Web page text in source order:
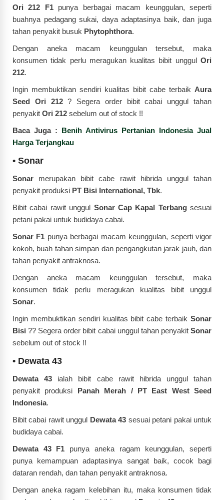
Ori 212 F1punya berbagai macam keunggulan, seperti
buahnya pedagang sukai, daya adaptasinya baik, dan juga
tahan penyakit busuk Phytophthora.
Dengan aneka macam keunggulan tersebut, maka
konsumen tidak perlu meragukan kualitas bibit unggul Ori
212.
Ingin membuktikan sendiri kualitas bibit cabe terbaik Aura
Seed Ori 212? Segera order bibit cabai unggul tahan
penyakit Ori 212 sebelum out of stock !!
Baca Juga : Benih Antivirus Pertanian Indonesia Jual
Harga Terjangkau
• Sonar
Sonar merupakan bibit cabe rawit hibrida unggul tahan
penyakit produksi PT Bisi International, Tbk.
Bibit cabai rawit unggul Sonar Cap Kapal Terbangsesuai
petani pakai untuk budidaya cabai.
Sonar F1 punya berbagai macam keunggulan, seperti vigor
kokoh, buah tahan simpan dan pengangkutan jarak jauh, dan
tahan penyakit antraknosa.
Dengan aneka macam keunggulan tersebut, maka
konsumen tidak perlu meragukan kualitas bibit unggul
Sonar.
Ingin membuktikan sendiri kualitas bibit cabe terbaik Sonar
Bisi ?? Segera order bibit cabai unggul tahan penyakitSonar
sebelum out of stock !!
• Dewata 43
Dewata 43 ialah bibit cabe rawit hibrida unggul tahan
penyakit produksi Panah Merah / PT East West Seed
Indonesia.
Bibit cabai rawit unggul Dewata 43 sesuai petani pakai untuk
budidaya cabai.
Dewata 43 F1 punya aneka ragam keunggulan, seperti
punya kemampuan adaptasinya sangat baik, cocok bagi
dataran rendah, dan tahan penyakit antraknosa.
Dengan aneka ragam kelebihan itu, maka konsumen tidak